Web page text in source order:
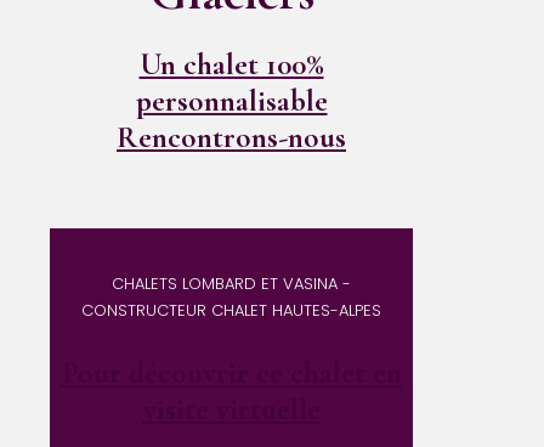
Un chalet 100%
personnalisable
Rencontrons-nous
CHALETS LOMBARD ET VASINA -
CONSTRUCTEUR CHALET HAUTES-ALPES